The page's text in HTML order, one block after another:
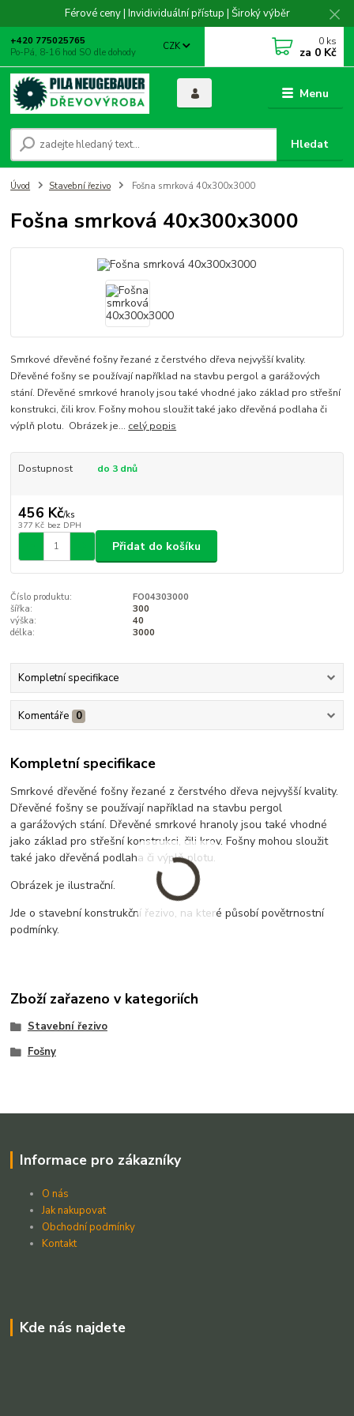
Férové ceny | Invidividuální přístup | Široký výběr
Menu
CZK
Hledat
+420 775025765
Po-Pá, 8-16 hod SO dle dohody
0 ks
za 0 Kč
Úvod Stavební řezivo Fošna smrková 40x300x3000
Fošna smrková 40x300x3000
Smrkové dřevěné fošny řezané z čerstvého dřeva nejvyšší kvality.
Dřevěné fošny se používají například na stavbu pergol a garážových
stání. Dřevěné smrkové hranoly jsou také vhodné jako základ pro střešní
konstrukci, čili krov. Fošny mohou sloužit také jako dřevěná podlaha či
výplň plotu. Obrázek je... celý popis
Dostupnost do 3 dnů
456 Kč/ks
377 Kč bez DPH
Přidat do košíku
Číslo produktu:
FO04303000
šířka:
300
výška:
40
délka:
3000
Kompletní specifikace
Komentáře 0
Kompletní specifikace
Smrkové dřevěné fošny řezané z čerstvého dřeva nejvyšší kvality.
Dřevěné fošny se používají například na stavbu pergol
a garážových stání. Dřevěné smrkové hranoly jsou také vhodné
jako základ pro střešní konstrukci, čili krov. Fošny mohou sloužit
také jako dřevěná podlaha či výplň plotu.
Obrázek je ilustrační.
Jde o stavební konstrukční řezivo, na které působí povětrnostní
podmínky.
Zboží zařazeno v kategoriích
Stavební řezivo
Fošny
Informace pro zákazníky
O nás
Jak nakupovat
Obchodní podmínky
Kontakt
Kde nás najdete